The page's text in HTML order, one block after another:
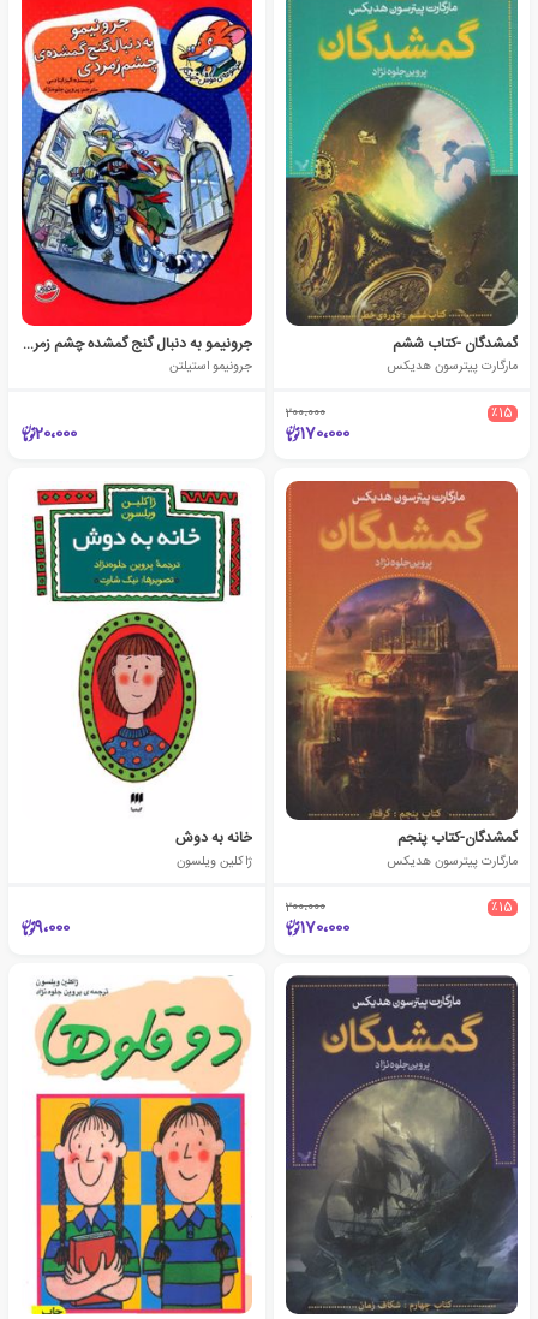
گمشدگان -کتاب ششم
مارگارت پیترسون هدیکس
٪15 200،000
170،000
جرونیمو به دنبال گنج گمشده چشم زمردی
جرونیمو استیلتن
20،000
گمشدگان-کتاب پنجم
مارگارت پیترسون هدیکس
٪15 200،000
170،000
خانه به دوش
ژاکلین ویلسون
9،000